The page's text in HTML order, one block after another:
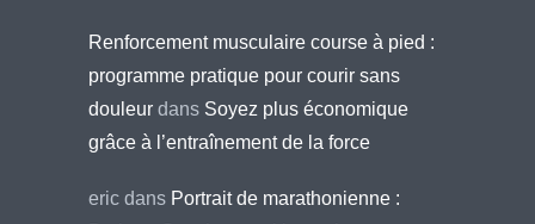
Renforcement musculaire course à pied :
programme pratique pour courir sans
douleur dans Soyez plus économique
grâce à l’entraînement de la force
eric dans Portrait de marathonienne :